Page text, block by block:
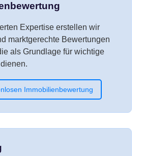
Expertise erstellen wir
marktgerechte Bewertungen
als Grundlage für wichtige
Immobilienbewertung